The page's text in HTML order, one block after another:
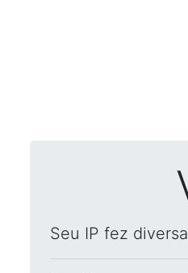
Seu IP fez